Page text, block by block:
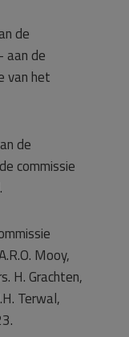
de
aan de
van het
de
commissie
Mooy,
H. Grachten,
Terwal,